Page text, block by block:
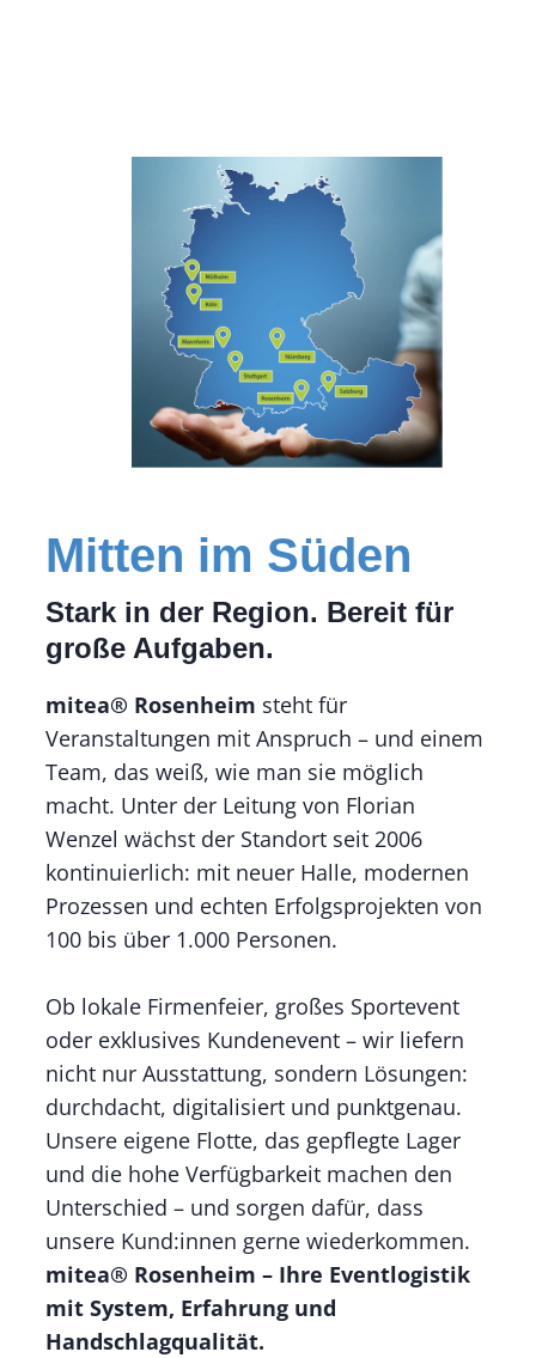
Mitten im Süden
Stark in der Region. Bereit für
große Aufgaben.
mitea® Rosenheim steht für
Veranstaltungen mit Anspruch – und einem
Team, das weiß, wie man sie möglich
macht. Unter der Leitung von Florian
Wenzel wächst der Standort seit 2006
kontinuierlich: mit neuer Halle, modernen
Prozessen und echten Erfolgsprojekten von
100 bis über 1.000 Personen.
Ob lokale Firmenfeier, großes Sportevent
oder exklusives Kundenevent – wir liefern
nicht nur Ausstattung, sondern Lösungen:
durchdacht, digitalisiert und punktgenau.
Unsere eigene Flotte, das gepflegte Lager
und die hohe Verfügbarkeit machen den
Unterschied – und sorgen dafür, dass
unsere Kund:innen gerne wiederkommen.
mitea® Rosenheim – Ihre Eventlogistik
mit System, Erfahrung und
Handschlagqualität.